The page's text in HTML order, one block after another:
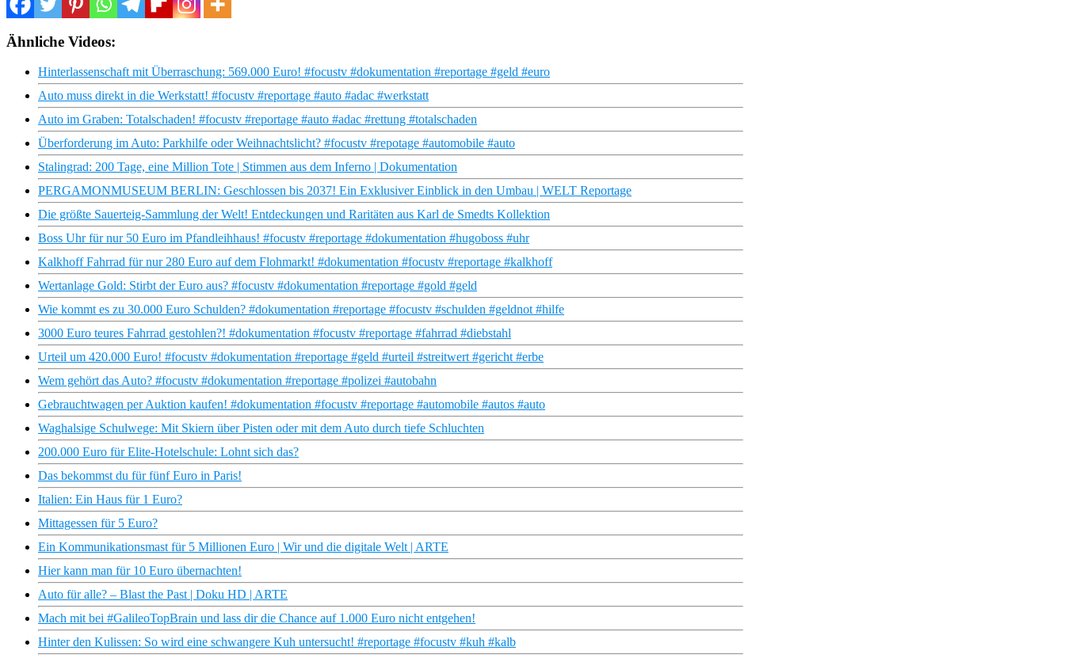
Ähnliche Videos:
Hinterlassenschaft mit Überraschung: 569.000 Euro! #focustv #dokumentation #reportage #geld #euro
Auto muss direkt in die Werkstatt! #focustv #reportage #auto #adac #werkstatt
Auto im Graben: Totalschaden! #focustv #reportage #auto #adac #rettung #totalschaden
Überforderung im Auto: Parkhilfe oder Weihnachtslicht? #focustv #repotage #automobile #auto
Stalingrad: 200 Tage, eine Million Tote | Stimmen aus dem Inferno | Dokumentation
PERGAMONMUSEUM BERLIN: Geschlossen bis 2037! Ein Exklusiver Einblick in den Umbau | WELT Reportage
Die größte Sauerteig-Sammlung der Welt! Entdeckungen und Raritäten aus Karl de Smedts Kollektion
Boss Uhr für nur 50 Euro im Pfandleihhaus! #focustv #reportage #dokumentation #hugoboss #uhr
Kalkhoff Fahrrad für nur 280 Euro auf dem Flohmarkt! #dokumentation #focustv #reportage #kalkhoff
Wertanlage Gold: Stirbt der Euro aus? #focustv #dokumentation #reportage #gold #geld
Wie kommt es zu 30.000 Euro Schulden? #dokumentation #reportage #focustv #schulden #geldnot #hilfe
3000 Euro teures Fahrrad gestohlen?! #dokumentation #focustv #reportage #fahrrad #diebstahl
Urteil um 420.000 Euro! #focustv #dokumentation #reportage #geld #urteil #streitwert #gericht #erbe
Wem gehört das Auto? #focustv #dokumentation #reportage #polizei #autobahn
Gebrauchtwagen per Auktion kaufen! #dokumentation #focustv #reportage #automobile #autos #auto
Waghalsige Schulwege: Mit Skiern über Pisten oder mit dem Auto durch tiefe Schluchten
200.000 Euro für Elite-Hotelschule: Lohnt sich das?
Das bekommst du für fünf Euro in Paris!
Italien: Ein Haus für 1 Euro?
Mittagessen für 5 Euro?
Ein Kommunikationsmast für 5 Millionen Euro | Wir und die digitale Welt | ARTE
Hier kann man für 10 Euro übernachten!
Auto für alle? – Blast the Past | Doku HD | ARTE
Mach mit bei #GalileoTopBrain und lass dir die Chance auf 1.000 Euro nicht entgehen!
Hinter den Kulissen: So wird eine schwangere Kuh untersucht! #reportage #focustv #kuh #kalb